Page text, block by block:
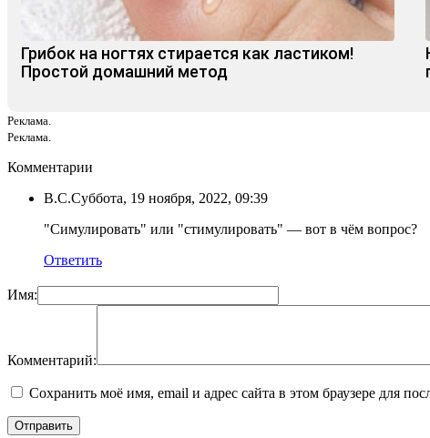
Грибок на ногтях стирается как ластиком!
Простой домашний метод
Реклама.
Реклама.
Комментарии
В.С.Суббота, 19 ноября, 2022, 09:39
"Симулировать" или "стимулировать" — вот в чём вопрос?
Ответить
Имя:
Комментарий:
Сохранить моё имя, email и адрес сайта в этом браузере для